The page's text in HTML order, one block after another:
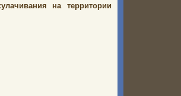
на территории